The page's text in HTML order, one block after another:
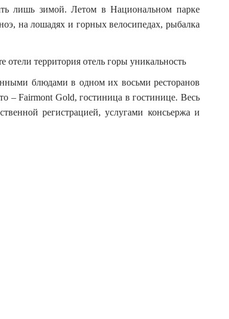
лишь зимой. Летом в Национальном парке
на лошадях и горных велосипедах, рыбалка
блюдами в одном их восьми ресторанов
– Fairmont Gold, гостиница в гостинице. Весь
регистрацией, услугами консьержа и